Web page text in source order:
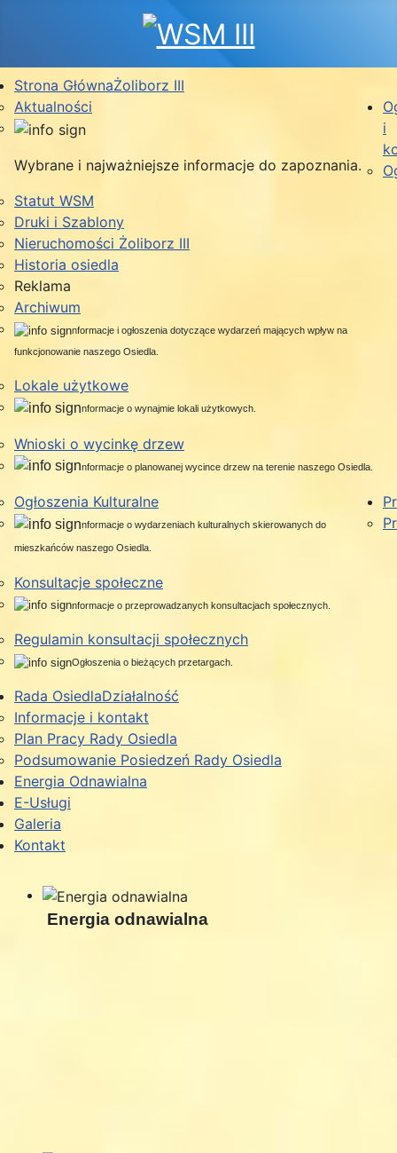
Strona GłównaŻoliborz III
Aktualności
Wybrane i najważniejsze informacje do zapoznania.
Statut WSM
Druki i Szablony
Nieruchomości Żoliborz III
Historia osiedla
Reklama
Archiwum
i
nformacje i ogłoszenia dotyczące wydarzeń mających wpływ na
funkcjonowanie naszego Osiedla.
Lokale użytkowe
nformacje o wynajmie lokali użytkowych.
Wnioski o wycinkę drzew
nformacje o planowanej wycince drzew na terenie naszego Osiedla.
Ogłoszenia Kulturalne
nformacje o wydarzeniach kulturalnych skierowanych do
mieszkańców naszego Osiedla.
Konsultacje społeczne
nformacje o przeprowadzanych konsultacjach społecznych.
Regulamin konsultacji społecznych
Ogłoszenia o bieżących przetargach.
Rada OsiedlaDziałalność
Informacje i kontakt
Plan Pracy Rady Osiedla
Podsumowanie Posiedzeń Rady Osiedla
Energia Odnawialna
E-Usługi
Galeria
Kontakt
Energia odnawialna